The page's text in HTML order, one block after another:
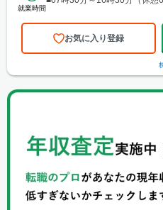
就業時間
お気に入り登録